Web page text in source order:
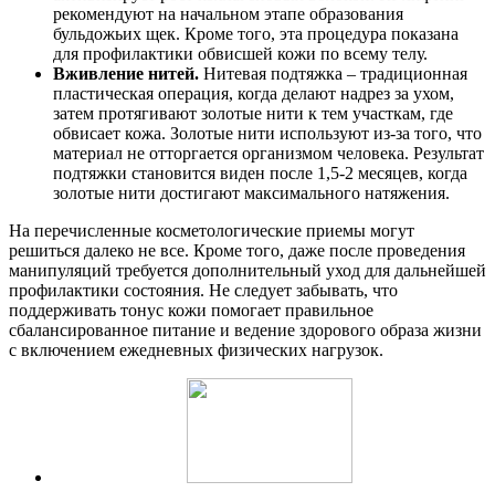
рекомендуют на начальном этапе образования
бульдожьих щек. Кроме того, эта процедура показана
для профилактики обвисшей кожи по всему телу.
Вживление нитей. Нитевая подтяжка – традиционная
пластическая операция, когда делают надрез за ухом,
затем протягивают золотые нити к тем участкам, где
обвисает кожа. Золотые нити используют из-за того, что
материал не отторгается организмом человека. Результат
подтяжки становится виден после 1,5-2 месяцев, когда
золотые нити достигают максимального натяжения.
На перечисленные косметологические приемы могут
решиться далеко не все. Кроме того, даже после проведения
манипуляций требуется дополнительный уход для дальнейшей
профилактики состояния. Не следует забывать, что
поддерживать тонус кожи помогает правильное
сбалансированное питание и ведение здорового образа жизни
с включением ежедневных физических нагрузок.